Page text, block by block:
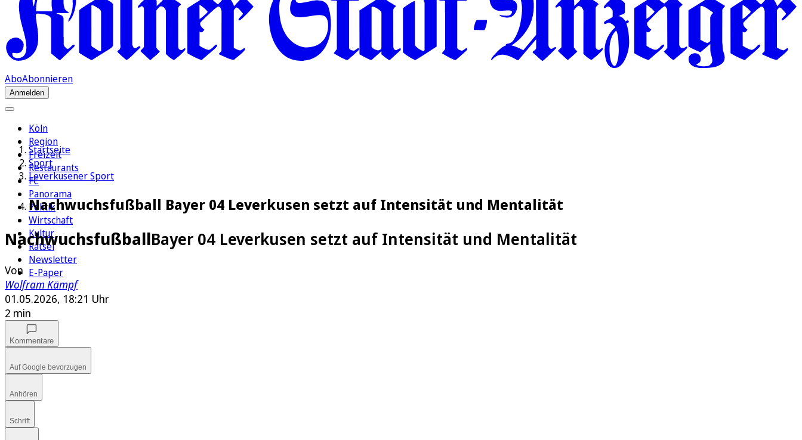
AboAbonnieren
Anmelden
Köln
Region
Freizeit
Restaurants
FC
Panorama
Politik
Wirtschaft
Kultur
Rätsel
Newsletter
E-Paper
Startseite
Sport
Leverkusener Sport
Nachwuchsfußball Bayer 04 Leverkusen setzt auf Intensität und Mentalität
NachwuchsfußballBayer 04 Leverkusen setzt auf Intensität und Mentalität
Von
Wolfram Kämpf
01.05.2026, 18:21 Uhr
2 min
Kommentare
Auf Google bevorzugen
Anhören
Schrift